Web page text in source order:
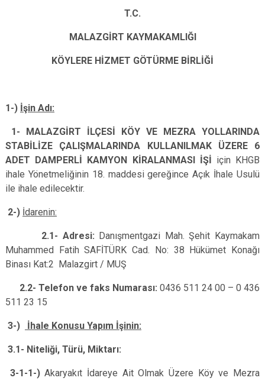
T.C.
MALAZGİRT KAYMAKAMLIĞI
KÖYLERE HİZMET GÖTÜRME BİRLİĞİ
1-) İşin Adı:
1- MALAZGİRT İLÇESİ KÖY VE MEZRA YOLLARINDA
STABİLİZE ÇALIŞMALARINDA KULLANILMAK ÜZERE 6
ADET DAMPERLİ KAMYON KİRALANMASI İŞİ için KHGB
ihale Yönetmeliğinin 18. maddesi gereğince Açık İhale Usulü
ile ihale edilecektir.
2-) İdarenin:
2.1- Adresi: Danışmentgazi Mah. Şehit Kaymakam
Muhammed Fatih SAFİTÜRK Cad. No: 38 Hükümet Konağı
Binası Kat:2 Malazgirt / MUŞ
2.2- Telefon ve faks Numarası: 0436 511 24 00 – 0 436
511 23 15
3-) İhale Konusu Yapım İşinin:
3.1- Niteliği, Türü, Miktarı:
3-1-1-)Akaryakıt İdareye Ait Olmak Üzere Köy ve Mezra